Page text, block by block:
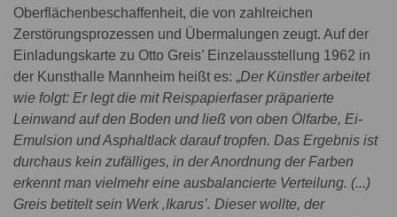
Oberflächenbeschaffenheit, die von zahlreichen
Zerstörungsprozessen und Übermalungen zeugt. Auf der
Einladungskarte zu Otto Greis’ Einzelausstellung 1962 in
der Kunsthalle Mannheim heißt es: „Der Künstler arbeitet
wie folgt: Er legt die mit Reispapierfaser präparierte
Leinwand auf den Boden und ließ von oben Ölfarbe, Ei-
Emulsion und Asphaltlack darauf tropfen. Das Ergebnis ist
durchaus kein zufälliges, in der Anordnung der Farben
erkennt man vielmehr eine ausbalancierte Verteilung. (...)
Greis betitelt sein Werk ‚Ikarus’. Dieser wollte, der